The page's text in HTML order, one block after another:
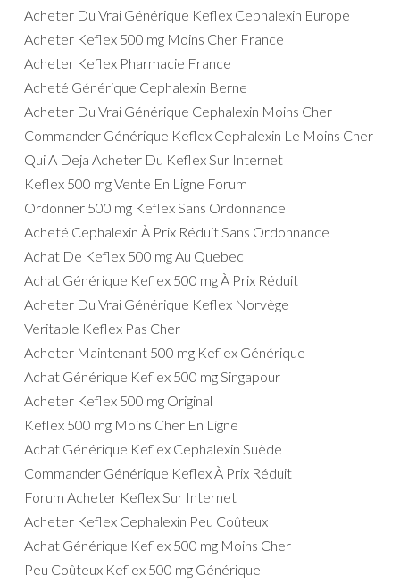
Acheter Du Vrai Générique Keflex Cephalexin Europe
Acheter Keflex 500 mg Moins Cher France
Acheter Keflex Pharmacie France
Acheté Générique Cephalexin Berne
Acheter Du Vrai Générique Cephalexin Moins Cher
Commander Générique Keflex Cephalexin Le Moins Cher
Qui A Deja Acheter Du Keflex Sur Internet
Keflex 500 mg Vente En Ligne Forum
Ordonner 500 mg Keflex Sans Ordonnance
Acheté Cephalexin À Prix Réduit Sans Ordonnance
Achat De Keflex 500 mg Au Quebec
Achat Générique Keflex 500 mg À Prix Réduit
Acheter Du Vrai Générique Keflex Norvège
Veritable Keflex Pas Cher
Acheter Maintenant 500 mg Keflex Générique
Achat Générique Keflex 500 mg Singapour
Acheter Keflex 500 mg Original
Keflex 500 mg Moins Cher En Ligne
Achat Générique Keflex Cephalexin Suède
Commander Générique Keflex À Prix Réduit
Forum Acheter Keflex Sur Internet
Acheter Keflex Cephalexin Peu Coûteux
Achat Générique Keflex 500 mg Moins Cher
Peu Coûteux Keflex 500 mg Générique